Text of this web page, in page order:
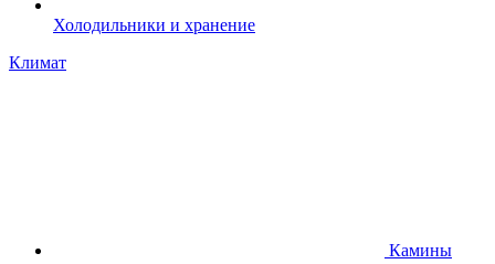
Холодильники и хранение
Климат
Камины